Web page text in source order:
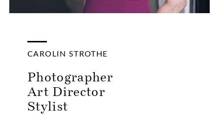
CAROLIN STROTHE
Photographer
Art Director
Stylist